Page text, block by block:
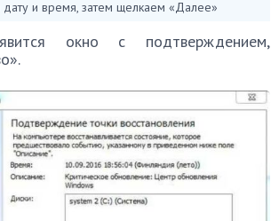
и время, затем щелкаем «Далее»
окно с подтверждением,